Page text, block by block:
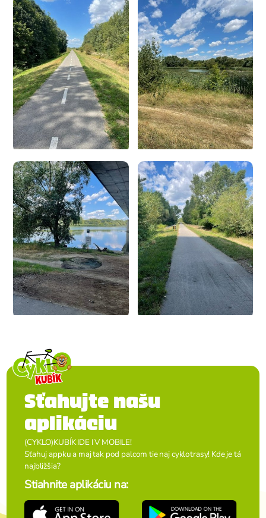
Sťahujte našu
aplikáciu
(CYKLO)KUBÍK IDE I V MOBILE!
Sťahuj appku a maj tak pod palcom tie naj cyklotrasy! Kde je tá
najbližšia?
Stiahnite aplikáciu na: